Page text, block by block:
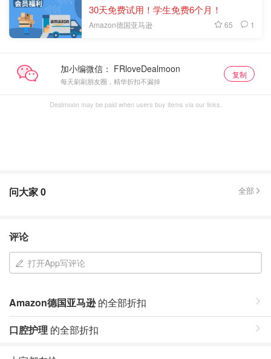
30天免费试用！学生免费6个月！
Amazon德国亚马逊 65 1
加小编微信：
每天刷刷朋友圈，精华折扣不漏掉
复制
Dealmoon may be paid when users buy items via our links.
问大家0 全部
评论
打开App写评论
Amazon德国亚马逊的全部折扣
口腔护理 的全部折扣